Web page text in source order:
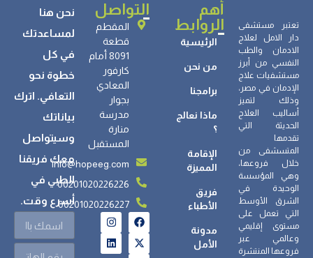
تعتبر مستشفى
دار الامل لعلاج
الادمان والطب
النفسي من أبرز
مستشفيات علاج
الإدمان في مصر،
وذلك لتميز
أساليب العلاج
الحديثة التي
تقدمها
المتسشفى من
خلال فروعها،
وهي المؤسسة
الوحيدة في
الشرق الأوسط
التي تعمل على
مستوى إقليمي
وعالمي عبر
فروعها المنتشرة
أهم
الروابط
الرئيسية
من نحن
برامجنا
ماذا نعالج
؟
الإقامة
المميزة
فريق
الأطباء
مدونة
الأمل
التواصل
المقطم
قطعة
8091 أمام
كارفور
المعادي
بجوار
مدرسة
منارة
المستقبل
info@hopeeg.com
00201020226226
00201020226227
نحن هنا
لمساعدتك
في كل
خطوة نحو
التعافي. اترك
بياناتك
وسيتواصل
معك فريقنا
الطبي في
أسرع وقت.